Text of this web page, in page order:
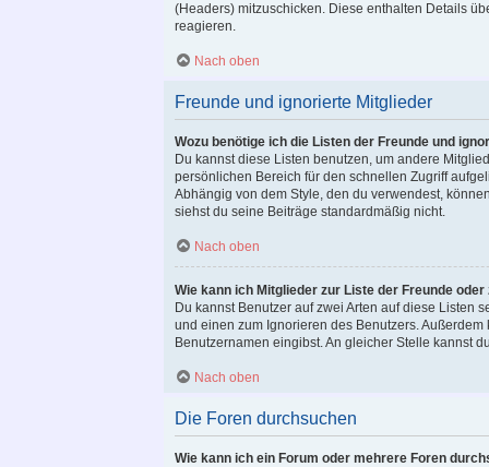
(Headers) mitzuschicken. Diese enthalten Details
reagieren.
Nach oben
Freunde und ignorierte Mitglieder
Wozu benötige ich die Listen der Freunde und
Du kannst diese Listen benutzen, um andere
persönlichen Bereich für den schnellen Zugriff
Abhängig von dem Style, den du verwendest,
siehst du seine Beiträge standardmäßig nicht.
Nach oben
Wie kann ich Mitglieder zur Liste der Freunde
Du kannst Benutzer auf zwei Arten auf diese Listen
und einen zum Ignorieren des Benutzers.
Benutzernamen eingibst. An gleicher Stelle kannst
Nach oben
Die Foren durchsuchen
Wie kann ich ein Forum oder mehrere Foren